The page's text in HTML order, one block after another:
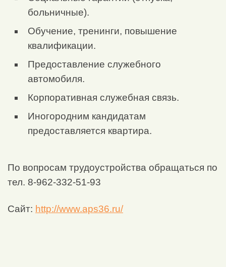
больничные).
Обучение, тренинги, повышение
квалификации.
Предоставление служебного
автомобиля.
Корпоративная служебная связь.
Иногородним кандидатам
предоставляется квартира.
По вопросам трудоустройства обращаться по
тел. 8-962-332-51-93
Сайт: http://www.aps36.ru/